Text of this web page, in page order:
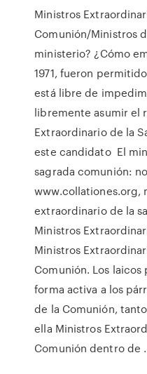
Ministros
Comunión/Ministros
ministerio? ¿Cómo
1971, fueron
está libre de
libremente asumir el
Extraordinario de la
este candidato El
sagrada comunión:
www.collationes.org,
extraordinario de la
Ministros
Ministros
Comunión. Los
forma activa a los
de la Comunión,
ella Ministros
Comunión dentro de